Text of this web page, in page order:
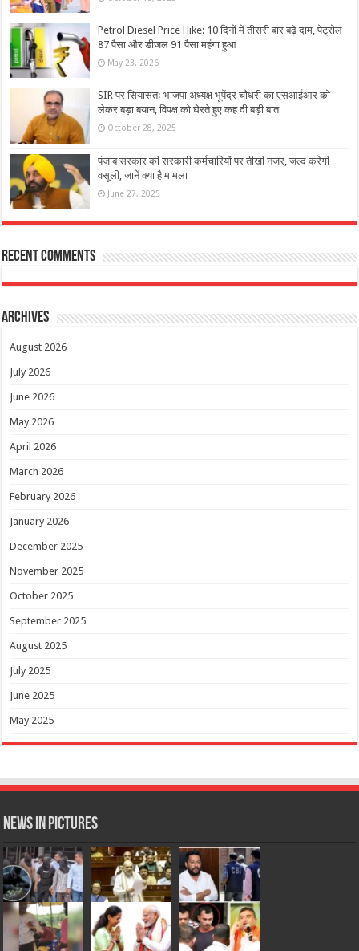
Petrol Diesel Price Hike: 10 दिनों में तीसरी बार बढ़े दाम, पेट्रोल
87 पैसा और डीजल 91 पैसा महंगा हुआ
May 23, 2026
SIR पर सियासतः भाजपा अध्यक्ष भूपेंद्र चौधरी का एसआईआर को
लेकर बड़ा बयान, विपक्ष को घेरते हुए कह दी बड़ी बात
October 28, 2025
पंजाब सरकार की सरकारी कर्मचारियों पर तीखी नजर, जल्द करेगी
वसूली, जानें क्या है मामला
June 27, 2025
Recent Comments
Archives
August 2026
July 2026
June 2026
May 2026
April 2026
March 2026
February 2026
January 2026
December 2025
November 2025
October 2025
September 2025
August 2025
July 2025
June 2025
May 2025
News in Pictures